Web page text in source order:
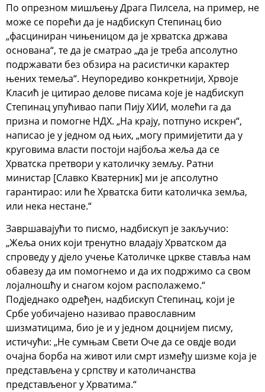
По опрезном мишљењу Драга Пилсела, на пример, не
може се порећи да је надбискуп Степинац био
„фасциниран чињеницом да је хрватска држава
основана“, те да је сматрао „да је треба апсолутно
подржавати без обзира на расистички карактер
њених темеља“. Неупоредиво конкретнији, Хрвоје
Класић је цитирао делове писама које је надбискуп
Степинац упућивао папи Пију XИИ, молећи га да
призна и помогне НДХ. „На крају, потпуно искрен“,
написао је у једном од њих, „могу примијетити да у
круговима власти постоји најбоља жеља да се
Хрватска претвори у католичку земљу. Ратни
министар [Славко Кватерник] ми је апсолутно
гарантирао: или ће Хрватска бити католичка земља,
или нека нестане.“
Завршавајући то писмо, надбискуп је закључио:
„Жеља оних који тренутно владају Хрватском да
спроведу у дјело учење Католичке цркве ставља нам
обавезу да им помогнемо и да их подржимо са свом
лојалношћу и снагом којом располажемо.“
Подједнако одређен, надбискуп Степинац, који је
Србе уобичајено називао православним
шизматицима, био је и у једном доцнијем писму,
истичући: „Не сумњам Свети Оче да се овдје води
очајна борба на живот или смрт између шизме која је
представљена у српству и католичанства
представљеног у Хрватима.“